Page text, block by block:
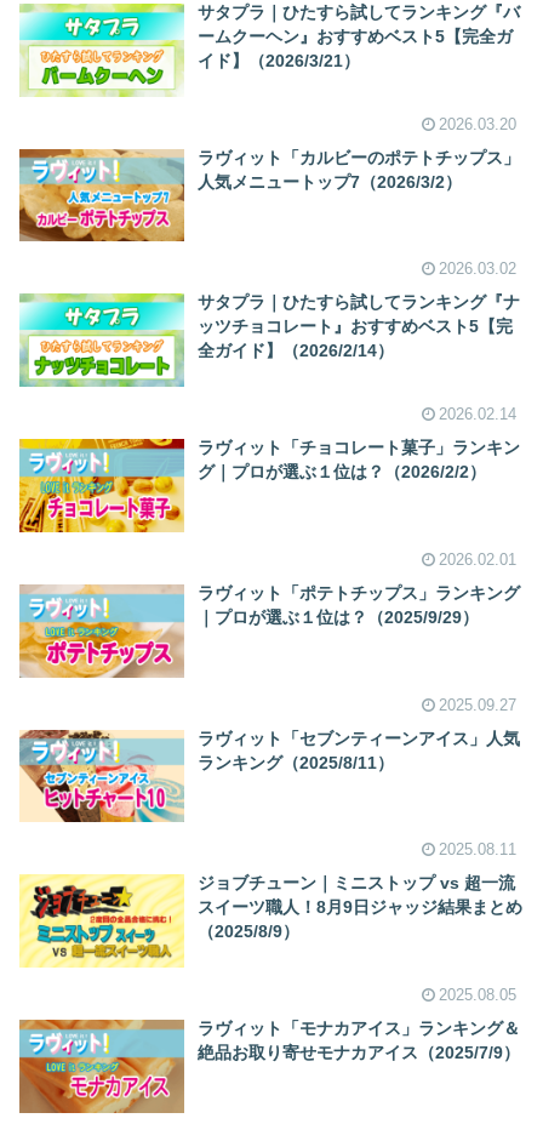
サタプラ｜ひたすら試してランキング『バ
ームクーヘン』おすすめベスト5【完全ガ
イド】（2026/3/21）
2026.03.20
ラヴィット「カルビーのポテトチップス」
人気メニュートップ7（2026/3/2）
2026.03.02
サタプラ｜ひたすら試してランキング『ナ
ッツチョコレート』おすすめベスト5【完
全ガイド】（2026/2/14）
2026.02.14
ラヴィット「チョコレート菓子」ランキン
グ｜プロが選ぶ１位は？（2026/2/2）
2026.02.01
ラヴィット「ポテトチップス」ランキング
｜プロが選ぶ１位は？（2025/9/29）
2025.09.27
ラヴィット「セブンティーンアイス」人気
ランキング（2025/8/11）
2025.08.11
ジョブチューン｜ミニストップ vs 超一流
スイーツ職人！8月9日ジャッジ結果まとめ
（2025/8/9）
2025.08.05
ラヴィット「モナカアイス」ランキング＆
絶品お取り寄せモナカアイス（2025/7/9）